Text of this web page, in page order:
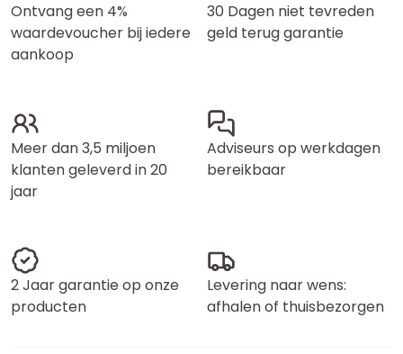
Ontvang een 4%
waardevoucher bij iedere
aankoop
30 Dagen niet tevreden
geld terug garantie
Meer dan 3,5 miljoen
klanten geleverd in 20
jaar
Adviseurs op werkdagen
bereikbaar
2 Jaar garantie op onze
producten
Levering naar wens:
afhalen of thuisbezorgen